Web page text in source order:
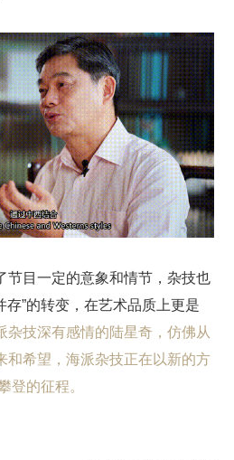
节目一定的意象和情节，杂技也
存”的转变，在艺术品质上更是
杂技深有感情的陆星奇，仿佛从
和希望，海派杂技正在以新的方
登的征程。